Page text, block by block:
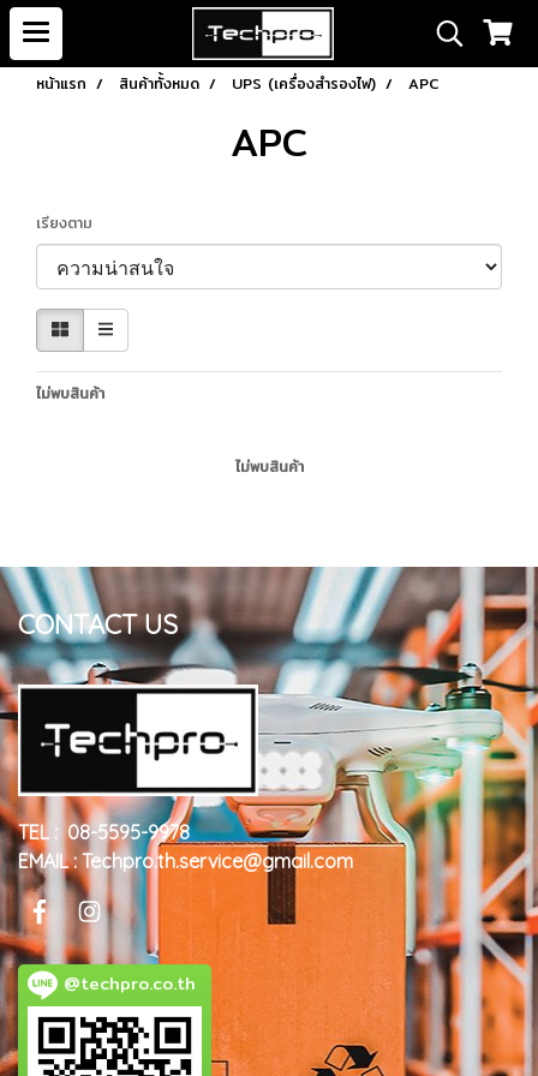
หน้าแรก สินค้าทั้งหมด UPS (เครื่องสำรองไฟ) APC
APC
เรียงตาม
ไม่พบสินค้า
ไม่พบสินค้า
CONTACT US
TEL : 08-5595-9978
EMAIL : Techpro.th.service@gmail.com
@techpro.co.th